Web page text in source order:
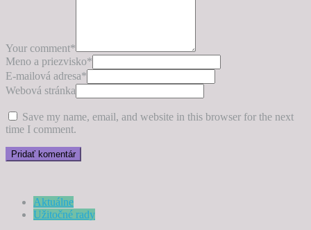
Your comment*
Meno a priezvisko*
E-mailová adresa*
Webová stránka
Save my name, email, and website in this browser for the next
time I comment.
Aktuálne
Užitočné rady